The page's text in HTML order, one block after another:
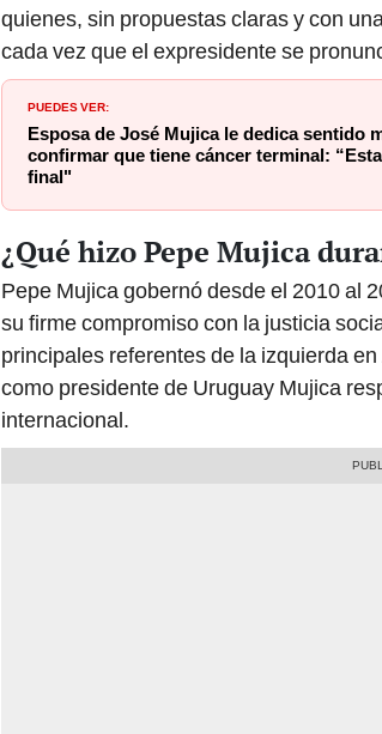
quienes, sin propuestas claras y con
cada vez que el expresidente se
PUEDES VER:
Esposa de José Mujica le dedica sentido
confirmar que tiene cáncer terminal:
final"
¿Qué hizo Pepe Mujica
Pepe Mujica gobernó desde el 2010 al
su firme compromiso con la justicia
principales referentes de la izquierda
como presidente de Uruguay Mujica
internacional.